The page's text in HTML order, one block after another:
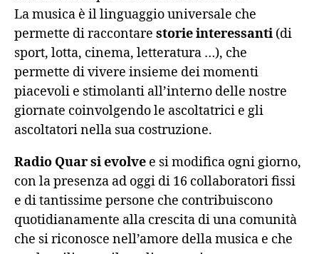
La musica è il linguaggio universale che
permette di raccontare storie interessanti (di
sport, lotta, cinema, letteratura …), che
permette di vivere insieme dei momenti
piacevoli e stimolanti all’interno delle nostre
giornate coinvolgendo le ascoltatrici e gli
ascoltatori nella sua costruzione.
Radio Quar si evolve e si modifica ogni giorno,
con la presenza ad oggi di 16 collaboratori fissi
e di tantissime persone che contribuiscono
quotidianamente alla crescita di una comunità
che si riconosce nell’amore della musica e che